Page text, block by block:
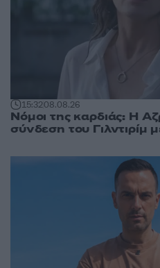
15:3208.08.26
Νόμοι της καρδιάς: Η
σύνδεση του Γιλντιρίμ